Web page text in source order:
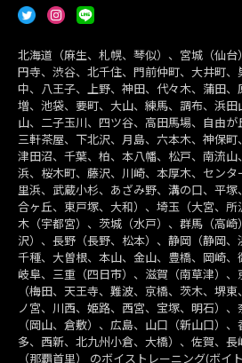
北海道（麻生、札幌、琴似）、宮城（仙
円寺、渋谷、北千住、門前仲町、大井町
中、八王子、上野、神田、代々木、蒲田
増、池袋、要町、大山、練馬、調布、浜
山、二子玉川、四ツ谷、高田馬場、自由が
三軒茶屋、下北沢、月島、六本木、神保町
津田沼、千葉、柏、本八幡、松戸、南流
浜、桜木町、藤沢、川崎、本厚木、セン
里浜、武蔵小杉、あざみ野、溝の口、平
合ヶ丘、東戸塚、大和）、埼玉（大宮、
木（宇都宮）、茨城（水戸）、群馬（高
沢）、長野（長野、松本）、静岡（静岡、
千種、大曽根、本山、金山、豊橋、岡崎、
岐阜、三重（四日市）、滋賀（南草津）
（梅田、天王寺、難波、京橋、茨木、堺
ノ宮、川西、姫路、西宮、宝塚、明石）
（岡山、倉敷）、広島、山口（新山口）
多、西新、北九州小倉、大橋）、佐賀、
（那覇首里） のボイストレーニング(ボイ